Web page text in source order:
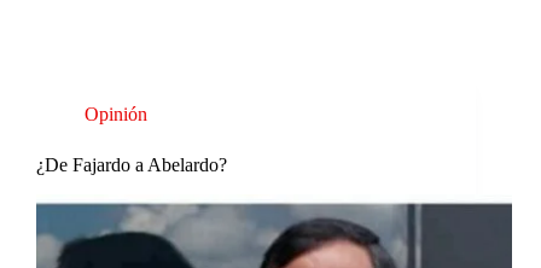
Opinión
¿De Fajardo a Abelardo?